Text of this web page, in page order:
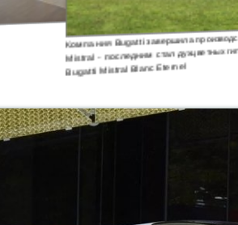
Компания Bugatti завершила производство родстера
Mistral - последним стал духцветных гиперкар
Bugatti Mistral Blanc Eternel